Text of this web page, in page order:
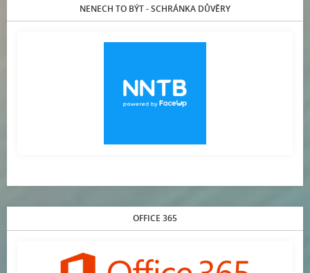
NENECH TO BÝT - SCHRÁNKA DŮVĚRY
OFFICE 365